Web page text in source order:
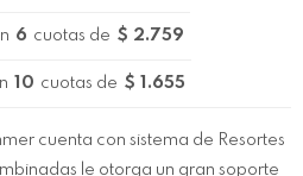
6 cuotas de $ 2.759
10 cuotas de $ 1.655
cuenta con sistema de Resortes
le otorga un gran soporte